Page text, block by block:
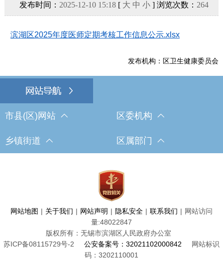
发布时间： 2025-12-10 15:18[ 大 中 小] 浏览次数： 264
滨湖区2025年度医师定期考核工作信息公示.xlsx
发布机构：区卫生健康委员会
市县(区)网站 区委机构
乡镇街道 区属部门
网站地图 | 关于我们 | 网站声明 | 隐私安全 | 联系我们 | 网站访问
量:48022847
版权所有：无锡市滨湖区人民政府办公室
苏ICP备08115729号-2
公安备案号：32021102000842
网站标识
码：3202110001